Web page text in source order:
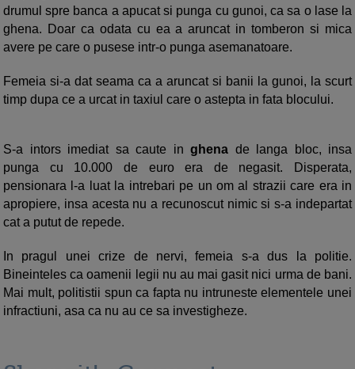
drumul spre banca a apucat si punga cu gunoi, ca sa o lase la
ghena. Doar ca odata cu ea a aruncat in tomberon si mica
avere pe care o pusese intr-o punga asemanatoare.
Femeia si-a dat seama ca a aruncat si banii la gunoi, la scurt
timp dupa ce a urcat in taxiul care o astepta in fata blocului.
S-a intors imediat sa caute in ghena de langa bloc, insa
punga cu 10.000 de euro era de negasit. Disperata,
pensionara l-a luat la intrebari pe un om al strazii care era in
apropiere, insa acesta nu a recunoscut nimic si s-a indepartat
cat a putut de repede.
In pragul unei crize de nervi, femeia s-a dus la politie.
Bineinteles ca oamenii legii nu au mai gasit nici urma de bani.
Mai mult, politistii spun ca fapta nu intruneste elementele unei
infractiuni, asa ca nu au ce sa investigheze.